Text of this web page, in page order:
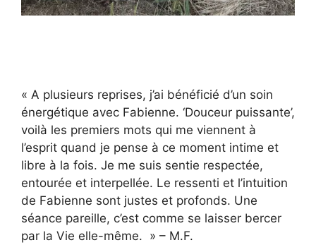
« A plusieurs reprises, j’ai bénéficié d’un soin
énergétique avec Fabienne. ‘Douceur puissante’,
voilà les premiers mots qui me viennent à
l’esprit quand je pense à ce moment intime et
libre à la fois. Je me suis sentie respectée,
entourée et interpellée. Le ressenti et l’intuition
de Fabienne sont justes et profonds. Une
séance pareille, c’est comme se laisser bercer
par la Vie elle-même. » – M.F.